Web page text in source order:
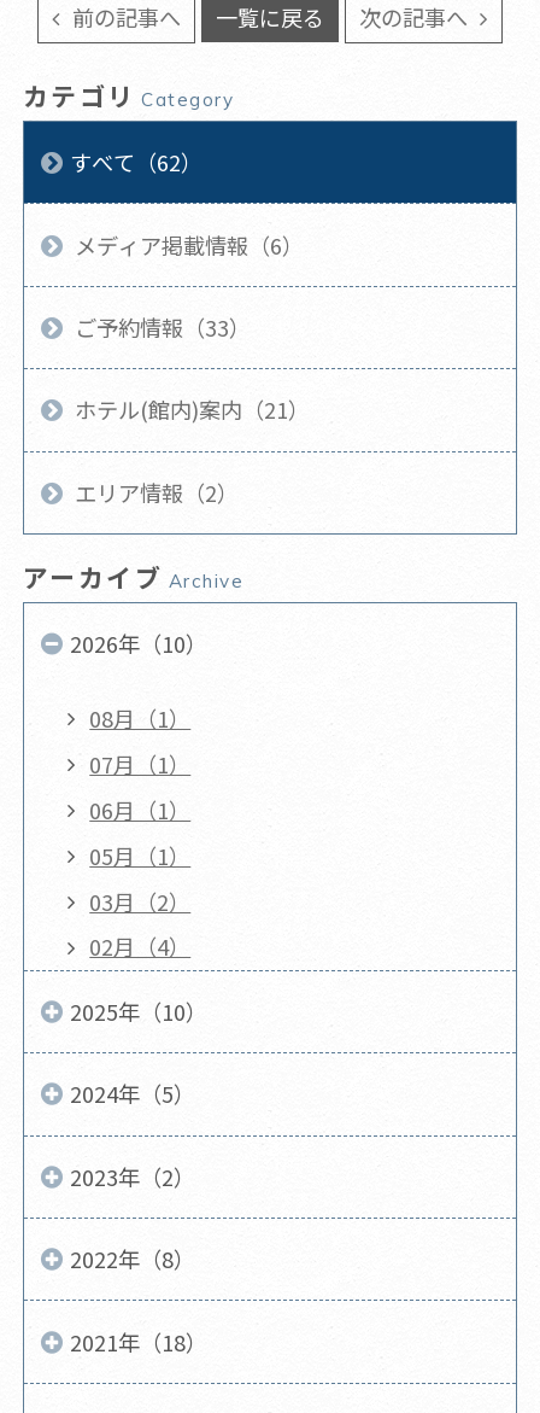
前の記事へ 一覧に戻る 次の記事へ
カテゴリ Category
すべて（62）
メディア掲載情報（6）
ご予約情報（33）
ホテル(館内)案内（21）
エリア情報（2）
アーカイブ Archive
2026年（10）
08月（1）
07月（1）
06月（1）
05月（1）
03月（2）
02月（4）
2025年（10）
2024年（5）
2023年（2）
2022年（8）
2021年（18）